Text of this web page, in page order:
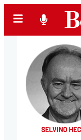
SELVINO